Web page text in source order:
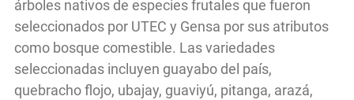
árboles nativos de especies frutales que fueron
seleccionados por UTEC y Gensa por sus atributos
como bosque comestible. Las variedades
seleccionadas incluyen guayabo del país,
quebracho flojo, ubajay, guaviyú, pitanga, arazá,